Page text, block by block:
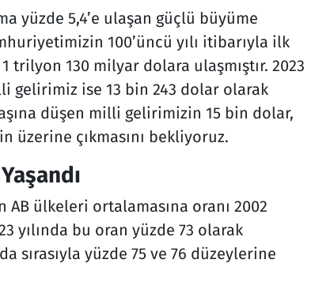
yüzde 5,4’e ulaşan güçlü büyüme
100’üncü yılı itibarıyla ilk
130 milyar dolara ulaşmıştır. 2023
gelirimiz ise 13 bin 243 dolar olarak
düşen milli gelirimizin 15 bin dolar,
üzerine çıkmasını bekliyoruz.
ülkeleri ortalamasına oranı 2002
yılında bu oran yüzde 73 olarak
sırasıyla yüzde 75 ve 76 düzeylerine